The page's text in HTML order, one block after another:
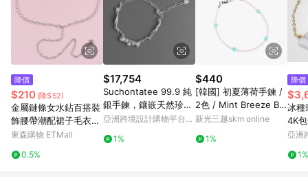
顏色、價位、贈品如與 Pinkoi 商品資訊頁及購物車不符，以
Pinkoi 購物商品資訊頁及購物車標示為準。 10. 點數紅包使用規
則請以點數紅包活動說明為準。 11. 若於 LINE 購物前往 Pinkoi
頁面後才首次下載 Pinkoi APP 並完成訂單，不符合導購資格；承
上，首次下載 Pinkoi APP 後，需透過 LINE 購物前往 Pinkoi 頁
降價
$210 (降$52)
金屬鏈條女水鉆百搭裝
飾腰帶潮配裙子毛衣皮
帶腰鏈小香風2022新
東森購物 ETMall
0.5%
$17,754
Suchontatee 99.9 純
銀手鍊，鑲嵌天然珍
珠。
亞洲跨境設計購物平台
1%
$440
[韓國] 初夏薄荷手鍊 /
2色 / Mint Breeze Bra
celet
新光三越skm online
1%
降價
冰種
4K
翠A
亞洲
1%